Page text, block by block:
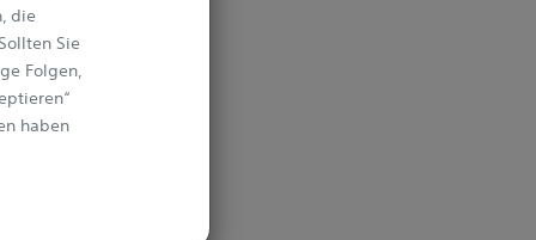
die
Sie
Folgen,
haben